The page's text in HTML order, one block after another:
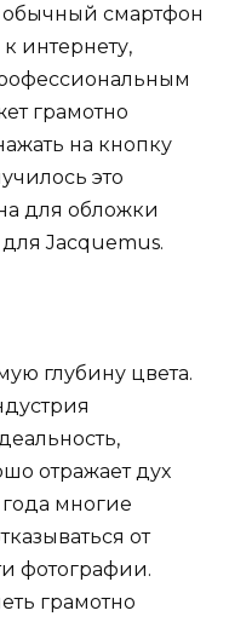
обычный смартфон
интернету,
грамотно
на кнопку
это
для обложки
Jacquemus.
глубину цвета.
отражает дух
многие
от
фотографии.
грамотно